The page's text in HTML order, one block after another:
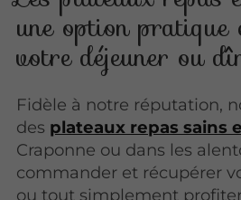
une option pratique
votre déjeuner ou
Fidèle à notre réputation,
des plateaux repas sains
Craponne ou dans les
commander et récupérer
ou tout simplement